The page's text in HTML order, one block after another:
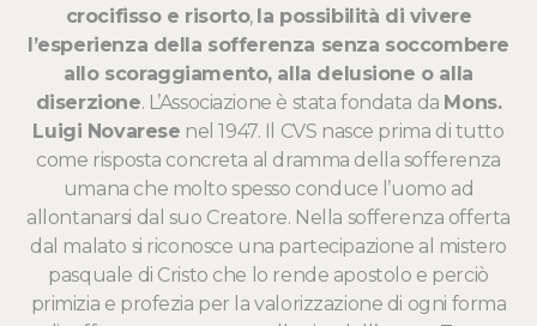
crocifisso e risorto, la possibilità di vivere
l’esperienza della sofferenza senza soccombere
allo scoraggiamento, alla delusione o alla
diserzione. L’Associazione è stata fondata da Mons.
Luigi Novarese nel 1947. Il CVS nasce prima di tutto
come risposta concreta al dramma della sofferenza
umana che molto spesso conduce l’uomo ad
allontanarsi dal suo Creatore. Nella sofferenza offerta
dal malato si riconosce una partecipazione al mistero
pasquale di Cristo che lo rende apostolo e perciò
primizia e profezia per la valorizzazione di ogni forma